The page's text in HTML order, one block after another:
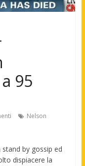
95
Nelson
by gossip ed
dispiacere la